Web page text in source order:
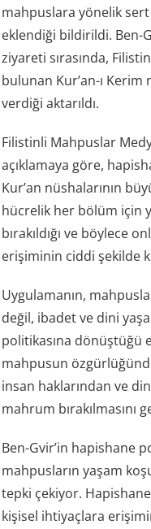
mahpuslara yönelik
eklendiği bildirildi. Ben-
ziyareti sırasında,
bulunan Kur’an-ı Kerim
verdiği aktarıldı.
Filistinli Mahpuslar
açıklamaya göre,
Kur’an nüshalarının
hücrelik her bölüm için
bırakıldığı ve böylece
erişiminin ciddi şekilde
Uygulamanın,
değil, ibadet ve dini
politikasına
mahpusun
insan haklarından ve
mahrum bırakılmasını
Ben-Gvir’in hapishane
mahpusların yaşam
tepki çekiyor.
kişisel ihtiyaçlara